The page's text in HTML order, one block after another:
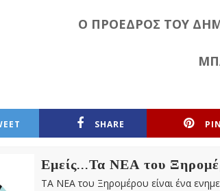
Ο ΠΡΟΕΔΡΟΣ ΤΟΥ
SHARE
Εμείς...Τα ΝΕΑ του
ΤΑ ΝΕΑ του Ξηρομέρου είναι ένα